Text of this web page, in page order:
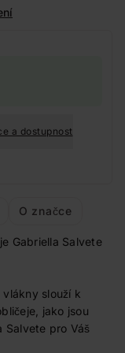
a dostupnost
O značce
Gabriella Salvete
slouží k
jako jsou
Salvete pro Váš